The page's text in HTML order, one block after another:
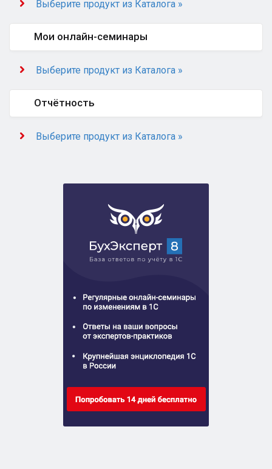
Выберите продукт из Каталога »
Мои онлайн-семинары
Выберите продукт из Каталога »
Отчётность
Выберите продукт из Каталога »